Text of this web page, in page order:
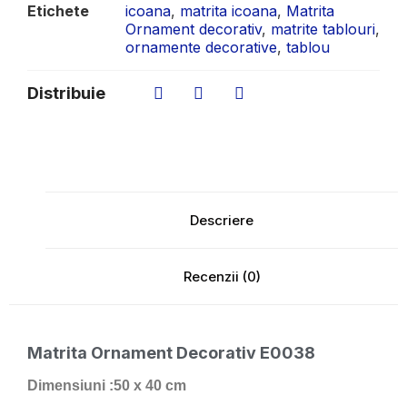
Etichete
icoana, matrita icoana, Matrita
Ornament decorativ, matrite tablouri,
ornamente decorative, tablou
Distribuie
Descriere
Recenzii (0)
Matrita Ornament Decorativ E0038
Dimensiuni :50 x 40 cm